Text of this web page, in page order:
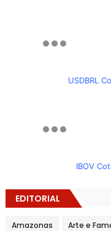
USDBRL
IBOV
EDITORIAL
Amazonas Arte e